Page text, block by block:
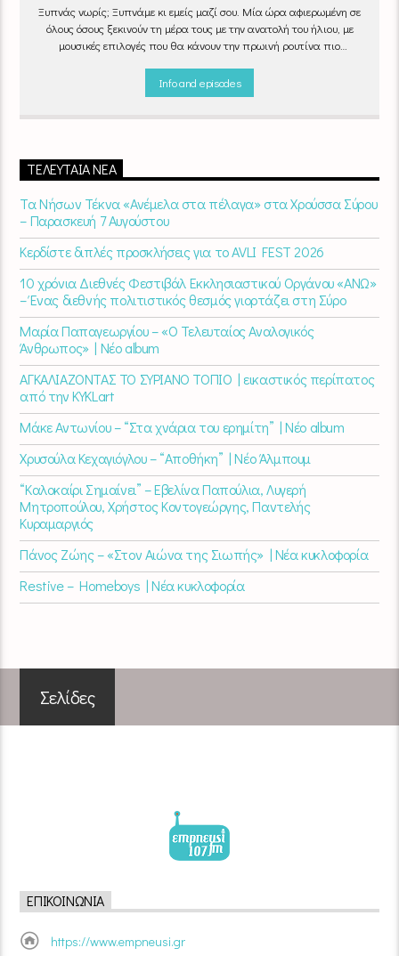
Ξυπνάς νωρίς; Ξυπνάμε κι εμείς μαζί σου. Μία ώρα αφιερωμένη σε
όλους όσους ξεκινούν τη μέρα τους με την ανατολή του ήλιου, με
μουσικές επιλογές που θα κάνουν την πρωινή ρουτίνα πιο
06:00 - 07:00 στον Empneusi 107 FM
Info and episodes
ΤΕΛΕΥΤΑΊΑ ΝΈΑ
Τα Νήσων Τέκνα «Ανέμελα στα πέλαγα» στα Χρούσσα Σύρου
– Παρασκευή 7 Αυγούστου
Κερδίστε διπλές προσκλήσεις για το AVLI FEST 2026
10 χρόνια Διεθνές Φεστιβάλ Εκκλησιαστικού Οργάνου «ΑΝΩ»
– Ένας διεθνής πολιτιστικός θεσμός γιορτάζει στη Σύρο​
Μαρία Παπαγεωργίου – «Ο Τελευταίος Αναλογικός
Άνθρωπος» | Νέο album
ΑΓΚΑΛΙΑΖΟΝΤΑΣ ΤΟ ΣΥΡΙΑΝΟ ΤΟΠΙΟ | εικαστικός περίπατος
από την KYKLart
Μάκε Αντωνίου – “Στα χνάρια του ερημίτη” | Νέο album
Χρυσούλα Κεχαγιόγλου – “Αποθήκη” | Νέο Άλμπουμ
“Καλοκαίρι Σημαίνει” – Εβελίνα Παπούλια, Λυγερή
Μητροπούλου, Χρήστος Κοντογεώργης, Παντελής
Κυραμαργιός
Πάνος Ζώης – «Στον Αιώνα της Σιωπής» | Νέα κυκλοφορία
Restive – Homeboys | Νέα κυκλοφορία
Σελίδες
ΕΠΙΚΟΙΝΩΝΊΑ
https://www.empneusi.gr